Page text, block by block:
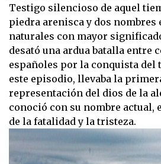
Testigo silencioso de aquel
piedra arenisca y dos nombres
naturales con mayor
desató una ardua batalla entre
españoles por la conquista del
este episodio, llevaba la
representación del dios de la
conoció con su nombre actual,
de la fatalidad y la tristeza.